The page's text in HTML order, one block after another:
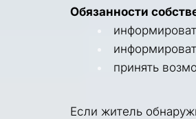
Обязанности
принять
Если житель